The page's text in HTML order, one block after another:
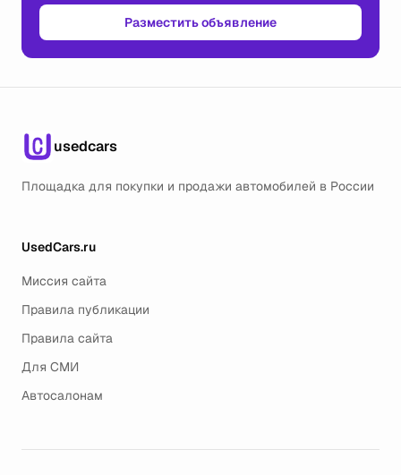
Разместить объявление
usedcars
Площадка для покупки и продажи автомобилей в России
UsedCars.ru
Миссия сайта
Правила публикации
Правила сайта
Для СМИ
Автосалонам